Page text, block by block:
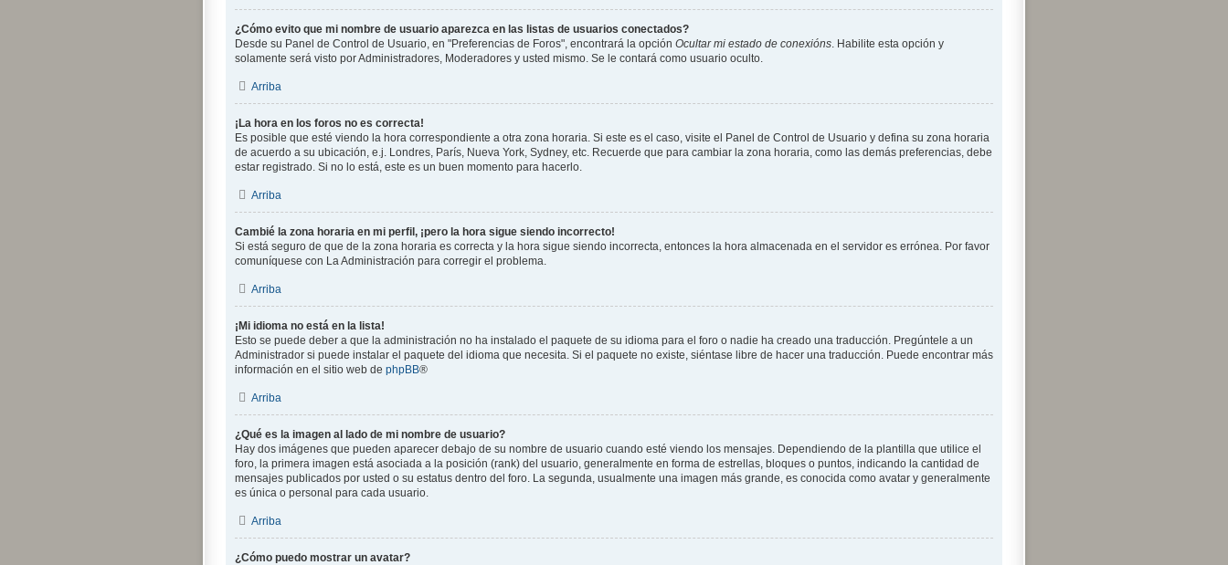
¿Cómo evito que mi nombre de usuario aparezca en las listas de usuarios conectados?
Desde su Panel de Control de Usuario, en "Preferencias de Foros", encontrará la opción Ocultar mi estado de conexións. Habilite esta opción y
solamente será visto por Administradores, Moderadores y usted mismo. Se le contará como usuario oculto.
Arriba
¡La hora en los foros no es correcta!
Es posible que esté viendo la hora correspondiente a otra zona horaria. Si este es el caso, visite el Panel de Control de Usuario y defina su zona horaria
de acuerdo a su ubicación, e.j. Londres, París, Nueva York, Sydney, etc. Recuerde que para cambiar la zona horaria, como las demás preferencias, debe
estar registrado. Si no lo está, este es un buen momento para hacerlo.
Arriba
Cambié la zona horaria en mi perfil, ¡pero la hora sigue siendo incorrecto!
Si está seguro de que de la zona horaria es correcta y la hora sigue siendo incorrecta, entonces la hora almacenada en el servidor es errónea. Por favor
comuníquese con La Administración para corregir el problema.
Arriba
¡Mi idioma no está en la lista!
Esto se puede deber a que la administración no ha instalado el paquete de su idioma para el foro o nadie ha creado una traducción. Pregúntele a un
Administrador si puede instalar el paquete del idioma que necesita. Si el paquete no existe, siéntase libre de hacer una traducción. Puede encontrar más
información en el sitio web de phpBB®
Arriba
¿Qué es la imagen al lado de mi nombre de usuario?
Hay dos imágenes que pueden aparecer debajo de su nombre de usuario cuando esté viendo los mensajes. Dependiendo de la plantilla que utilice el
foro, la primera imagen está asociada a la posición (rank) del usuario, generalmente en forma de estrellas, bloques o puntos, indicando la cantidad de
mensajes publicados por usted o su estatus dentro del foro. La segunda, usualmente una imagen más grande, es conocida como avatar y generalmente
es única o personal para cada usuario.
Arriba
¿Cómo puedo mostrar un avatar?